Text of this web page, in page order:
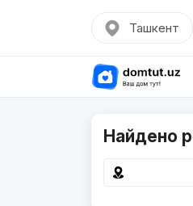
Ташкент
Найдено